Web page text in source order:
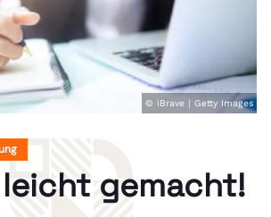
© iBrave | Getty Images
leicht gemacht!